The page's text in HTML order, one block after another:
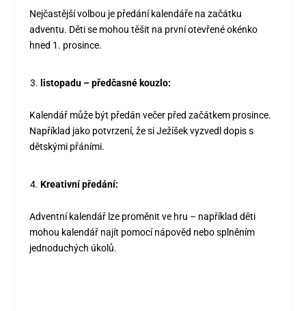
Nejčastější volbou je předání kalendáře na začátku
adventu. Děti se mohou těšit na první otevřené okénko
hned 1. prosince.
listopadu – předčasné kouzlo:
Kalendář může být předán večer před začátkem prosince.
Například jako potvrzení, že si Ježíšek vyzvedl dopis s
dětskými přáními.
Kreativní předání:
Adventní kalendář lze proměnit ve hru – například děti
mohou kalendář najít pomocí nápověd nebo splněním
jednoduchých úkolů.